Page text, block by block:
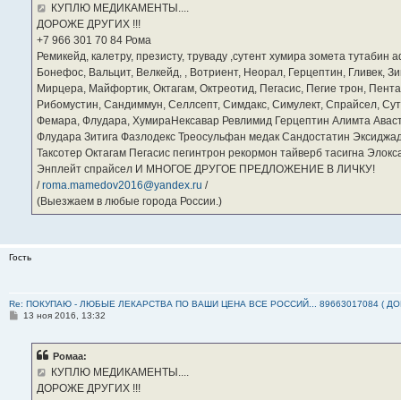
КУПЛЮ МЕДИКАМЕНТЫ....
ДОРОЖЕ ДРУГИХ !!!
‪+7 966 301 70 84‬ Рома
Ремикейд, калетру, презисту, труваду ,сутент хумира зомета
Бонефос, Вальцит, Велкейд, , Вотриент, Неорал, Герцептин, Гливек,
Мирцера, Майфортик, Октагам, Октреотид, Пегасис, Пегие трон,
Рибомустин, Сандиммун, Селлсепт, Симдакс, Симулект, Спрайсел,
Фемара, Флудара, ХумираНексавар Ревлимид Герцептин Алимта
Флудара Зитига Фазлодекс Треосульфан медак Сандостатин
Таксотер Октагам Пегасис пегинтрон рекормон тайверб тасигна
Энплейт спрайсел И МНОГОЕ ДРУГОЕ ПРЕДЛОЖЕНИЕ В ЛИЧКУ!
/roma.mamedov2016@yandex.ru /
(Выезжаем в любые города России.)
Гость
Re: ПОКУПАЮ - ЛЮБЫЕ ЛЕКАРСТВА ПО ВАШИ ЦЕНА ВСЕ РОССИЙ... 89663017084 (
С13 ноя 2016, 13:32
Ромаа:
КУПЛЮ МЕДИКАМЕНТЫ....
ДОРОЖЕ ДРУГИХ !!!